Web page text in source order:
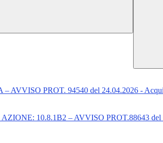
PROT. 94540 del 24.04.2026 -
10.8.1B2 – AVVISO PROT.88643 del